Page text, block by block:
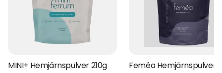
MINI+ Hemjärnspulver 210g
Feméa Hemjärnspulver